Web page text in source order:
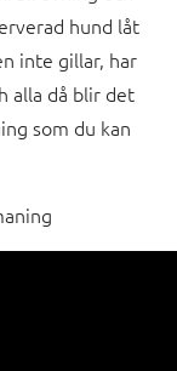
hund låt
inte gillar, har
alla då blir det
som du kan